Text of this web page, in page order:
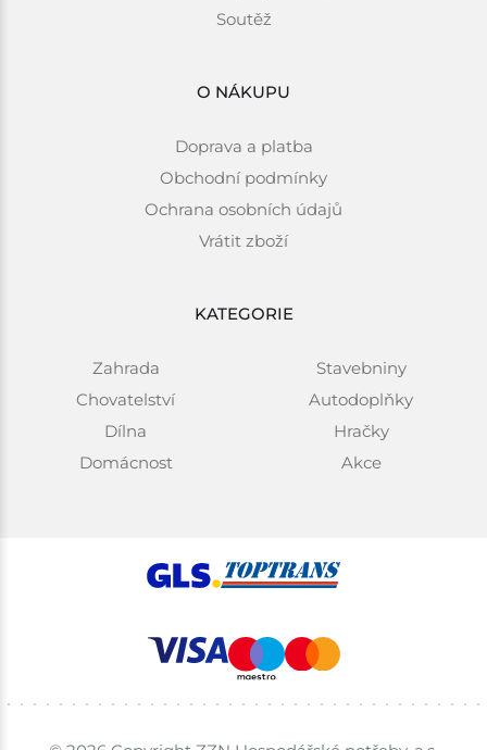
Soutěž
O NÁKUPU
Doprava a platba
Obchodní podmínky
Ochrana osobních údajů
Vrátit zboží
KATEGORIE
Zahrada
Chovatelství
Dílna
Domácnost
Stavebniny
Autodoplňky
Hračky
Akce